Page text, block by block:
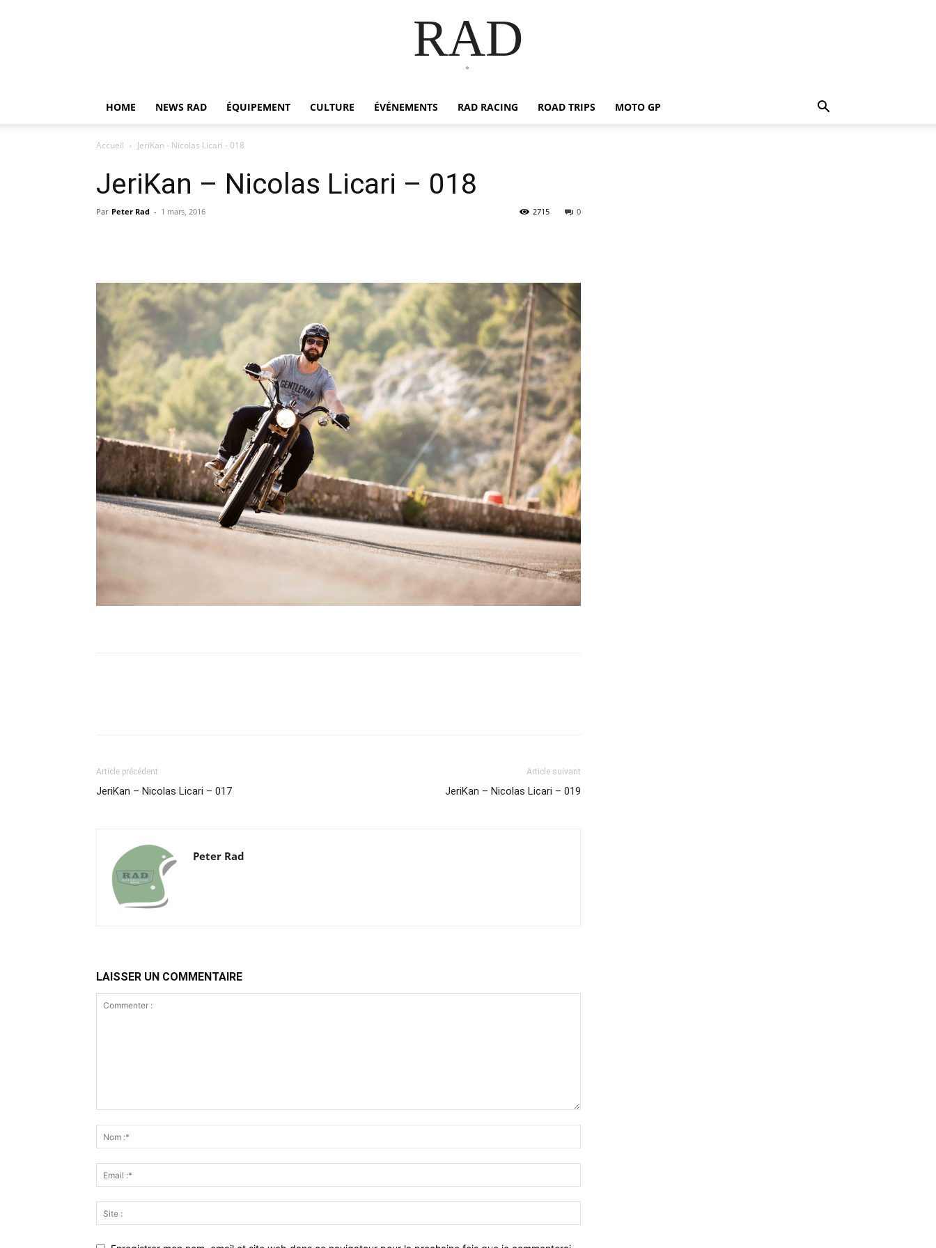
RAD
*
HOME NEWS RAD ÉQUIPEMENT CULTURE ÉVÉNEMENTS RAD RACING ROAD TRIPS MOTO GP
Accueil JeriKan - Nicolas Licari - 018
JeriKan – Nicolas Licari – 018
Par Peter Rad - 1 mars, 2016 0
2715
Article précédent
JeriKan – Nicolas Licari – 017
Article suivant
JeriKan – Nicolas Licari – 019
Peter Rad
LAISSER UN COMMENTAIRE